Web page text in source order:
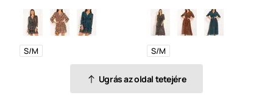
S/M S/M
Ugrás az oldal tetejére